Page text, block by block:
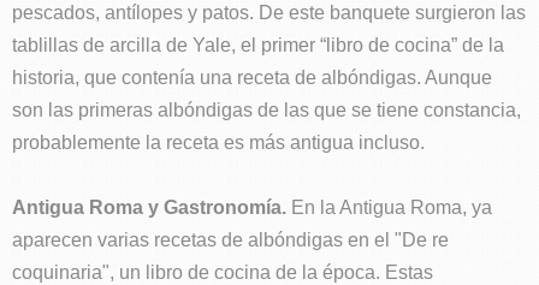
pescados, antílopes y patos. De este banquete surgieron las
tablillas de arcilla de Yale, el primer “libro de cocina” de la
historia, que contenía una receta de albóndigas. Aunque
son las primeras albóndigas de las que se tiene constancia,
probablemente la receta es más antigua incluso.
Antigua Roma y Gastronomía. En la Antigua Roma, ya
aparecen varias recetas de albóndigas en el "De re
coquinaria", un libro de cocina de la época. Estas